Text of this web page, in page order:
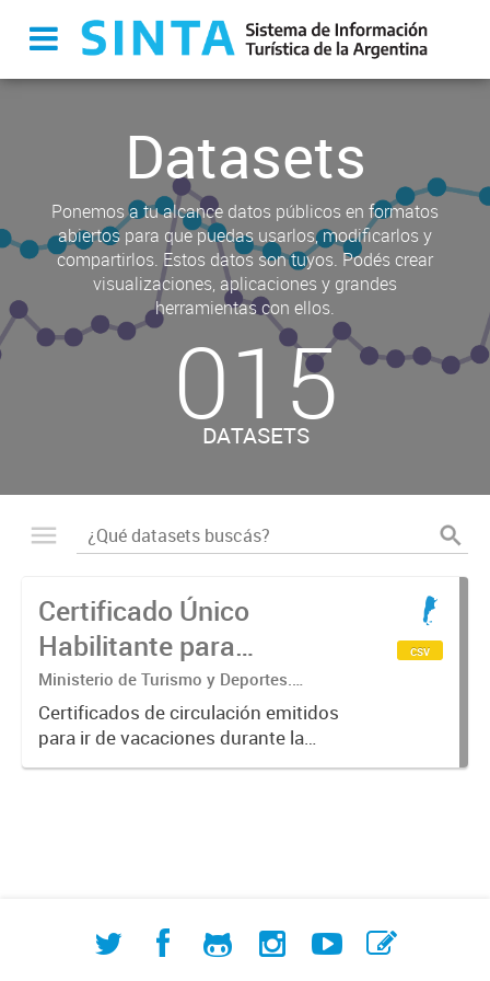
Datasets
Ponemos a tu alcance datos públicos en formatos
abiertos para que puedas usarlos, modificarlos y
compartirlos. Estos datos son tuyos. Podés crear
visualizaciones, aplicaciones y grandes
herramientas con ellos.
015
DATASETS
Certificado Único
Habilitante para
Circulación (CUHC) -
VERANO
Ministerio de Turismo y Deportes.
Subsecretaría de Desarrollo Estratégico.
Dirección Nacional de Mercados y
Estadística
Certificados de circulación emitidos
para ir de vacaciones durante la
emergencia sanitaria
csv